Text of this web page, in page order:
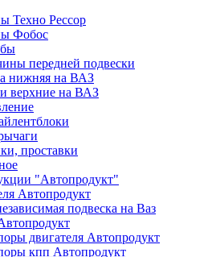
Техно Рессор
Фобос
передней подвески
нижняя на ВАЗ
верхние на ВАЗ
проставки
"Автопродукт"
Автопродукт
подвеска на Ваз
двигателя Автопродукт
кпп Автопродукт